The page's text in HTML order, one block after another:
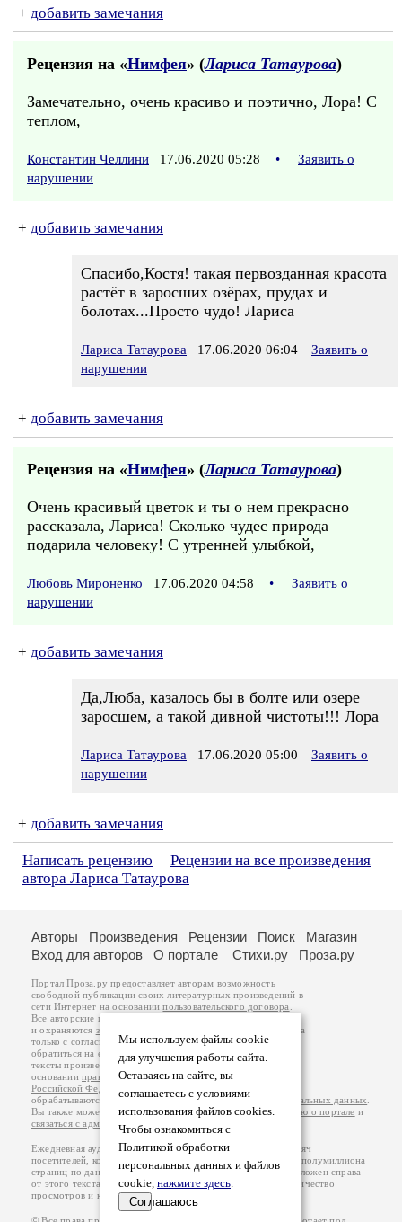
+ добавить замечания
Рецензия на «Нимфея» (Лариса Татаурова)
Замечательно, очень красиво и поэтично, Лора! С
теплом,
Константин Челлини 17.06.2020 05:28 •
Заявить о
нарушении
+ добавить замечания
Спасибо,Костя! такая первозданная красота
растёт в заросших озёрах, прудах и
болотах...Просто чудо! Лариса
Лариса Татаурова 17.06.2020 06:04
Заявить о
нарушении
+ добавить замечания
Рецензия на «Нимфея» (Лариса Татаурова)
Очень красивый цветок и ты о нем прекрасно
рассказала, Лариса! Сколько чудес природа
подарила человеку! С утренней улыбкой,
Любовь Мироненко 17.06.2020 04:58 •
Заявить о
нарушении
+ добавить замечания
Да,Люба, казалось бы в болте или озере
заросшем, а такой дивной чистоты!!! Лора
Лариса Татаурова 17.06.2020 05:00
Заявить о
нарушении
+ добавить замечания
Написать рецензию
Рецензии на все произведения
автора Лариса Татаурова
Мы используем файлы cookie
для улучшения работы сайта.
Оставаясь на сайте, вы
соглашаетесь с условиями
использования файлов cookies.
Чтобы ознакомиться с
Политикой обработки
персональных данных и файлов
cookie, нажмите здесь.
Соглашаюсь
Авторы Произведения Рецензии Поиск
Магазин
Вход для авторов
О портале Стихи.ру Проза.ру
Портал Проза.ру предоставляет авторам возможность
свободной публикации своих литературных произведений в
сети Интернет на основаниипользовательского договора
Все авторские права на произведения принадлежат авторам
и охраняются законом
. Перепечатка произведений возможна
только с согласия его автора, к которому вы можете
обратиться на его авторской странице. Ответственность за
тексты произведений авторы несут самостоятельно на
основанииправил публикацииизаконодательства
Российской Федерации
обрабатываются на основанииПолитики обработки персональных данных
Вы также можете посмотреть более подробнуюинформацию о портале и
связаться с администрацией
Ежедневная аудитория портала Проза.ру – порядка 100 тысяч
посетителей, которые в общей сумме просматривают более полумиллиона
страниц по данным счетчика посещаемости, который расположен справа
от этого текста. В каждой графе указано по две цифры: количество
просмотров и количество посетителей.